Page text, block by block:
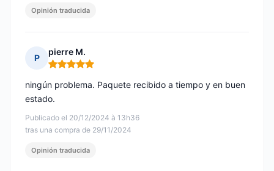
Opinión traducida
P
pierre M.
Nota: 5 de 5
Publicado el 20/12/2024 à 13h36
tras una compra de 29/11/2024
ningún problema. Paquete recibido a tiempo y en buen
estado.
Opinión traducida